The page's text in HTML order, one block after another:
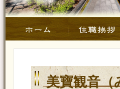
美寶観音（